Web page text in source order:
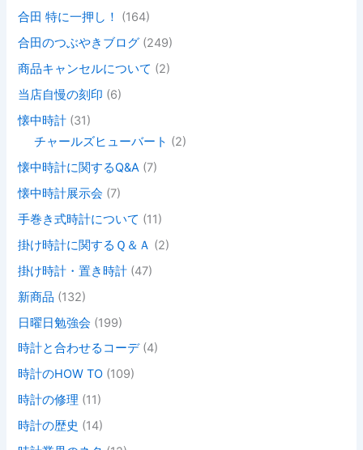
合田 特に一押し！
(164)
合田のつぶやきブログ (249)
商品キャンセルについて (2)
当店自慢の刻印 (6)
懐中時計 (31)
チャールズヒューバート (2)
懐中時計に関するQ&A (7)
懐中時計展示会 (7)
手巻き式時計について (11)
掛け時計に関するＱ＆Ａ (2)
掛け時計・置き時計 (47)
新商品 (132)
日曜日勉強会 (199)
時計と合わせるコーデ(4)
時計のHOW TO (109)
時計の修理 (11)
時計の歴史 (14)